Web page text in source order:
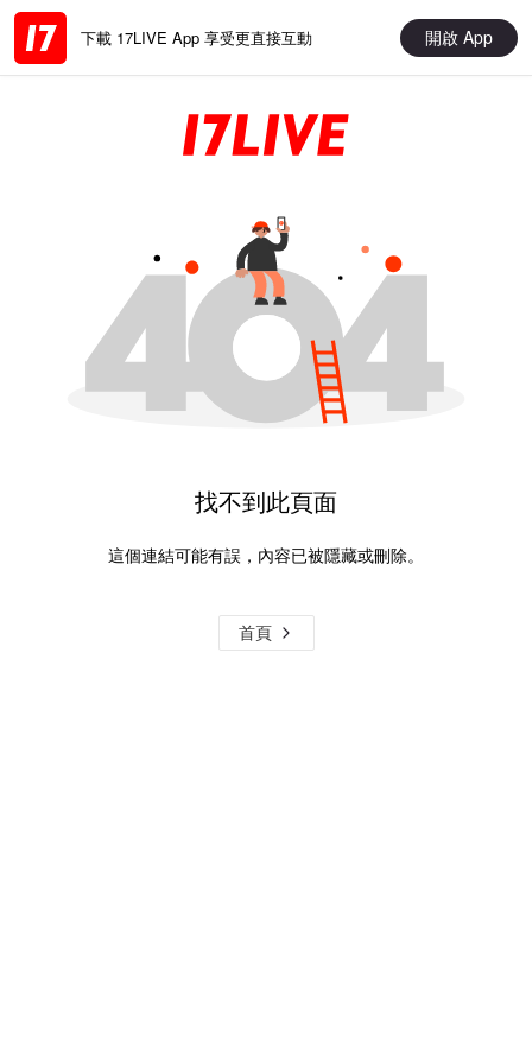
下載 17LIVE App 享受更直接互動 開啟 App
找不到此頁面
這個連結可能有誤，內容已被隱藏或刪除。
首頁